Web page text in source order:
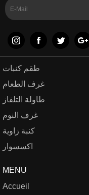
طقم كنبات
غرف الطعام
طاولة التلفاز
غرف النوم
كنبة زاوية
اكسسوار
MENU
Accueil